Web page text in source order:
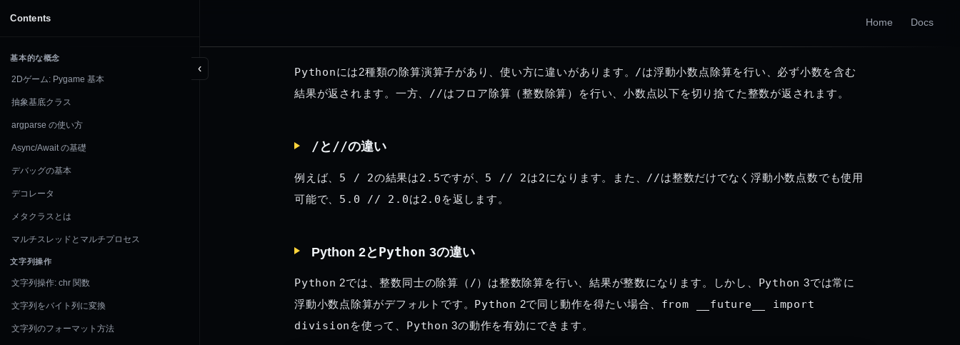
DOCUMENTATION
Home Docs
‹
Contents
基本的な概念
2Dゲーム: Pygame 基本
抽象基底クラス
argparse の使い方
Async/Await の基礎
デバッグの基本
デコレータ
メタクラスとは
マルチスレッドとマルチプロセス
文字列操作
文字列操作: chr 関数
文字列をバイト列に変換
文字列のフォーマット方法
Pythonには2種類の除算演算子があり、使い方に違いがあります。 /は浮動小数点除算を行い、必ず小数を含む
結果が返されます。一方、 //はフロア除算 （整数除算）を行い、小数点以下を切り捨てた整数が返されます。
/と //の違い
例えば、 5 / 2の結果は2.5ですが、 5 // 2は2になります。また、 //は整数だけでなく浮動小数点数でも使用
可能で、 5.0 // 2.0は2.0 を返します。
Python 2とPython 3の違い
Python 2では、整数同士の除算（ /）は整数除算を行い、結果が整数になります。しかし、 Python 3では常に
浮動小数点除算がデフォルトです。 Python 2で同じ動作を得たい場合、 from __future__ import
division を使って、 Python 3の動作を有効にできます。